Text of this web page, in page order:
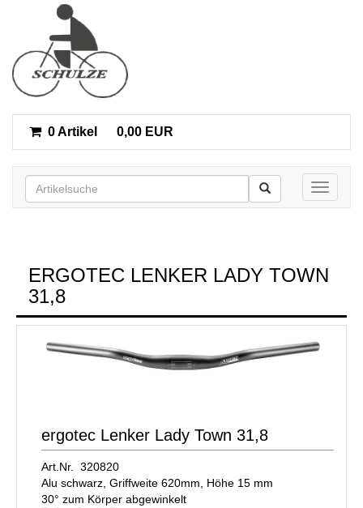
0 Artikel 0,00 EUR
Toggle
ERGOTEC LENKER LADY TOWN
31,8
ergotec Lenker Lady Town 31,8
Art.Nr. 320820
Alu schwarz, Griffweite 620mm, Höhe 15 mm
30° zum Körper abgewinkelt